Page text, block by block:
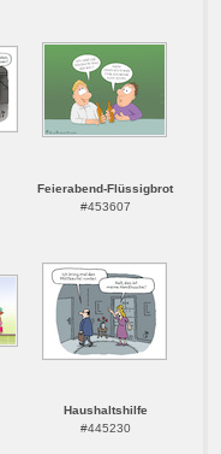
Feierabend-Flüssigbrot
#453607
Haushaltshilfe
#445230